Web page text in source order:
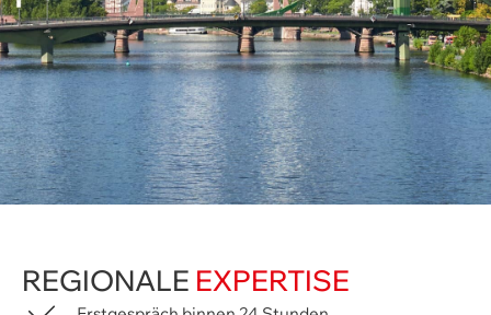
REGIONALE EXPERTISE